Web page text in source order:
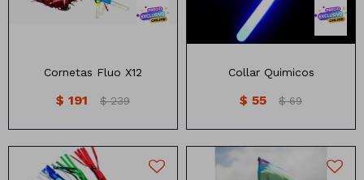
Cornetas Fluo X12
$ 191 $ 239
Collar Quimicos
$ 55 $ 69
Soportes